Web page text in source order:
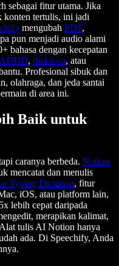
sebagai fitur utama. Jika
konten tertulis, ini jadi
mengubah PDF,
pun menjadi audio alami
bahasa dengan kecepatan
ADHD, disleksia, atau
Profesional sibuk dan
olahraga, dan jeda santai
di area ini.
Baik untuk
caranya berbeda. Notion
mencatat dan menulis
Typing Dictation, fitur
iOS, atau platform lain,
lebih cepat daripada
merapikan kalimat,
tulis AI Notion hanya
ada. Di Speechify, Anda